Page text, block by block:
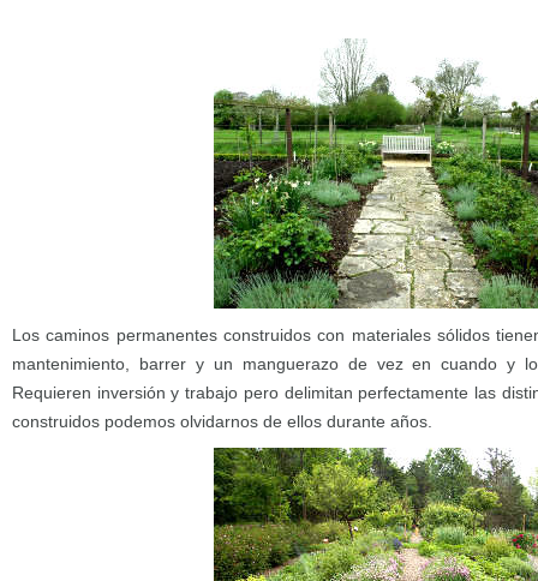
Los caminos permanentes construidos con materiales sólidos
mantenimiento, barrer y un manguerazo de vez en cuando y
Requieren inversión y trabajo pero delimitan perfectamente las
construidos podemos olvidarnos de ellos durante años.